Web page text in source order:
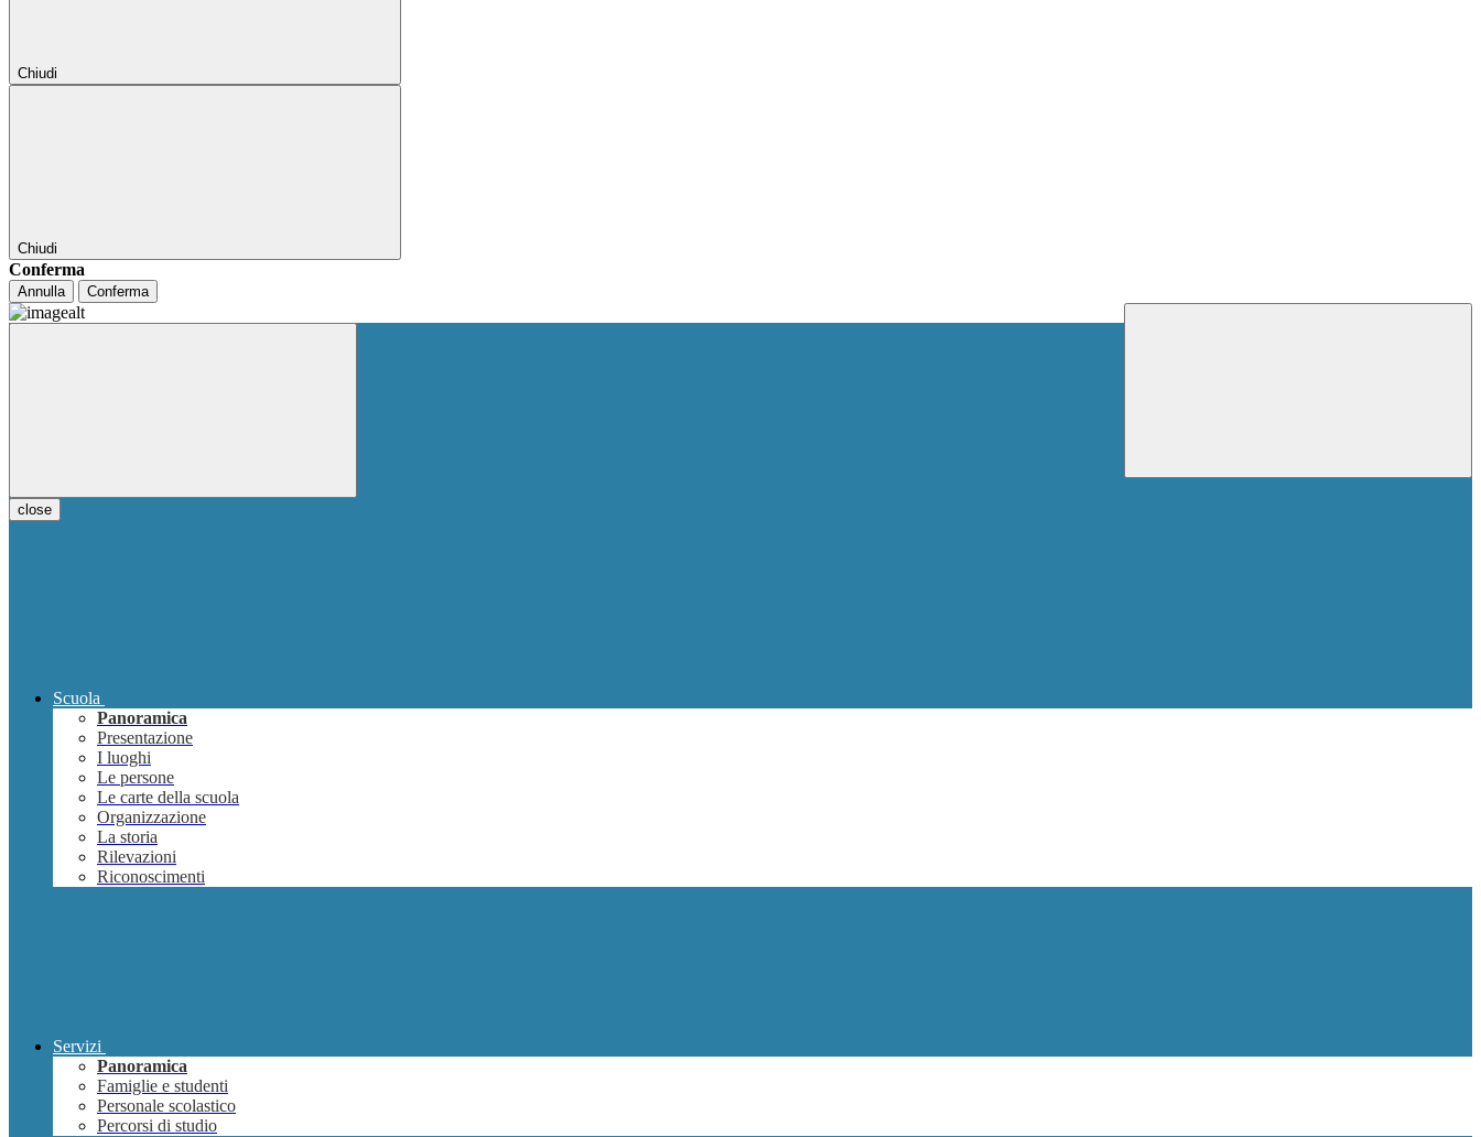
Chiudi
Chiudi
Conferma
Annulla Conferma
close
Scuola
Panoramica
Presentazione
I luoghi
Le persone
Le carte della scuola
Organizzazione
La storia
Rilevazioni
Riconoscimenti
Servizi
Panoramica
Famiglie e studenti
Personale scolastico
Percorsi di studio